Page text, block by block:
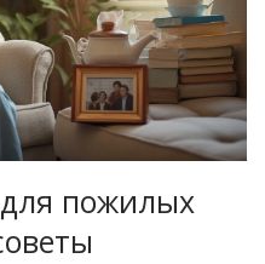
пожилых